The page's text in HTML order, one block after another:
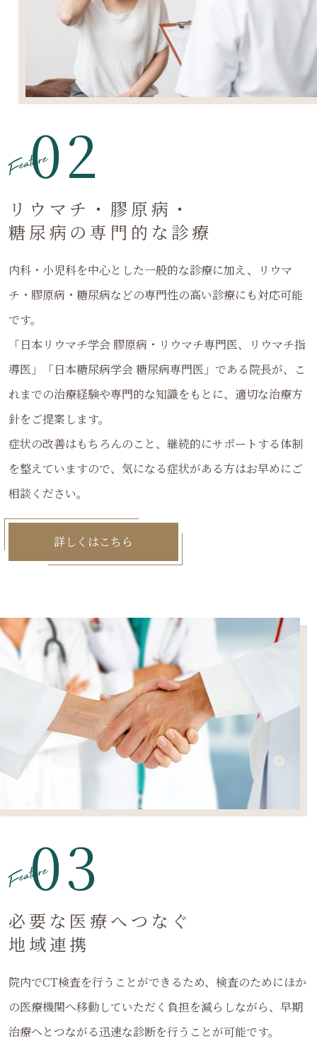
02
Feature
リウマチ・膠原病・
糖尿病の専門的な診療
内科・小児科を中心とした一般的な診療に加え、リウマ
チ・膠原病・糖尿病などの専門性の高い診療にも対応可能
です。
「日本リウマチ学会 膠原病・リウマチ専門医、リウマチ指
導医」「日本糖尿病学会 糖尿病専門医」である院長が、こ
れまでの治療経験や専門的な知識をもとに、適切な治療方
針をご提案します。
症状の改善はもちろんのこと、継続的にサポートする体制
を整えていますので、気になる症状がある方はお早めにご
相談ください。
詳しくはこちら
03
Feature
必要な医療へつなぐ
地域連携
院内でCT検査を行うことができるため、検査のためにほか
の医療機関へ移動していただく負担を減らしながら、早期
治療へとつながる迅速な診断を行うことが可能です。